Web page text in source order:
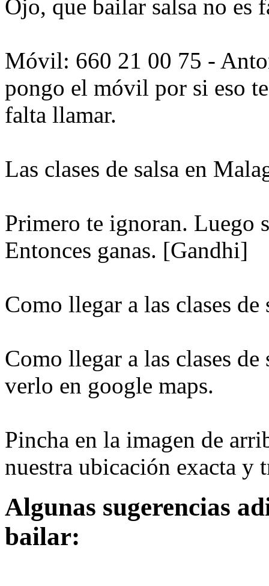
Ojo, que bailar salsa no es
Móvil: 660 21 00 75 -
pongo el móvil por si eso
falta llamar.
Las clases de salsa en
Primero te ignoran. Luego
Entonces ganas. [Gandhi]
Como llegar a las clases de
Como llegar a las clases
verlo en google maps.
Pincha en la imagen de
nuestra ubicación exacta y
Algunas sugerencias
bailar: